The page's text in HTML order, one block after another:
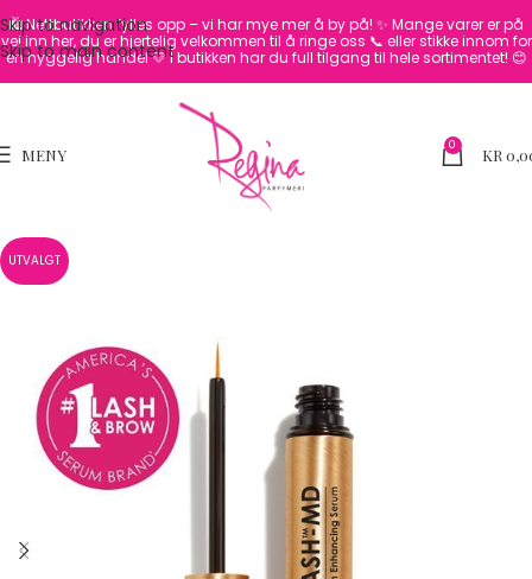
Skip to navigation
Skip to main content
🛍️ Nettbutikken fylles opp – vi har mye mer å by på! ✨ Mange varer er på
vei inn her, du er hjertelig velkommen til å ringe oss 📞 eller stikke innom for
en hyggelig handel 💛I butikken har du full tilgang til hele sortimentet! 😊
MENY 0 KR
UTVALGT